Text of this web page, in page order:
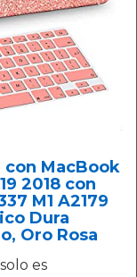
con MacBook
2018 con
M1 A2179
Dura
Oro Rosa
es